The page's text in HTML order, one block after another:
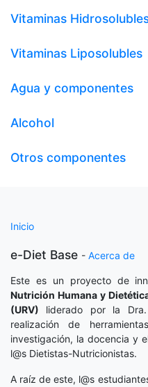
Vitaminas
Vitaminas Liposolubles
Agua y componentes
Alcohol
Otros componentes
Inicio
e-Diet Base - Acerca de
Este es un proyecto de
Nutrición Humana y
(URV) liderado por la
realización de
investigación, la docencia y
l@s Dietistas-Nutricionistas.
A raíz de este, l@s